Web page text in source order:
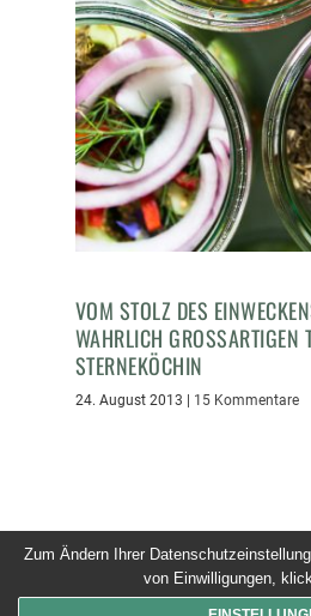
VOM STOLZ DES
WAHRLICH GROSSARTIGEN
TERNEKÖCHIN
24. August 2013 15 Kommentare
© 2026 Dinner um Acht. Alle
Zum Ändern Ihrer
von Einwilligungen,